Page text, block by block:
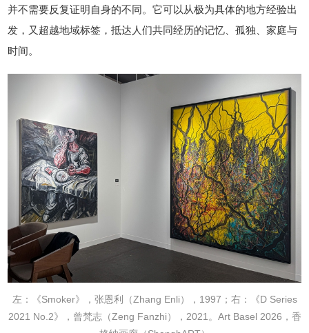
并不需要反复证明自身的不同。它可以从极为具体的地方经验出
发，又超越地域标签，抵达人们共同经历的记忆、孤独、家庭与
时间。
左：《Smoker》，张恩利（Zhang Enli），1997；右：《D Series
2021 No.2》，曾梵志（Zeng Fanzhi），2021。Art Basel 2026，香